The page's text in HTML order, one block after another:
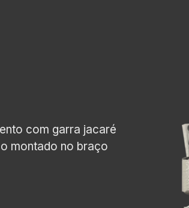
com garra jacaré
montado no braço